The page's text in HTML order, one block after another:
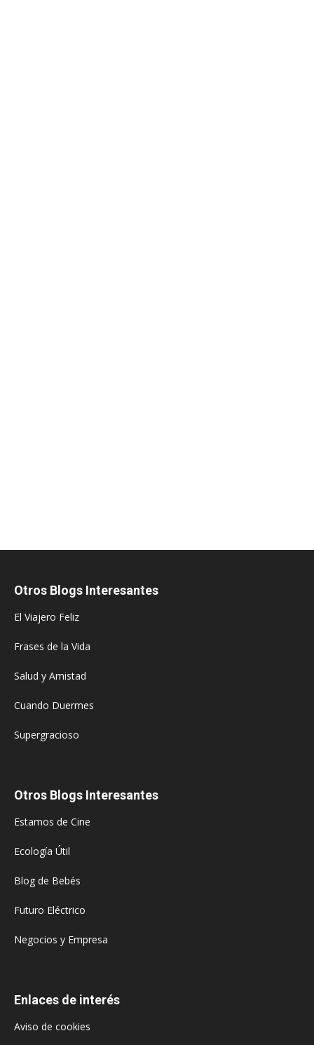
Otros Blogs Interesantes
El Viajero Feliz
Frases de la Vida
Salud y Amistad
Cuando Duermes
Supergracioso
Otros Blogs Interesantes
Estamos de Cine
Ecología Útil
Blog de Bebés
Futuro Eléctrico
Negocios y Empresa
Enlaces de interés
Aviso de cookies